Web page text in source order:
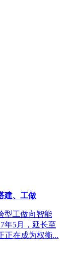
建、工做
型工做向智能
年5月，延长至
正在成为权衡...